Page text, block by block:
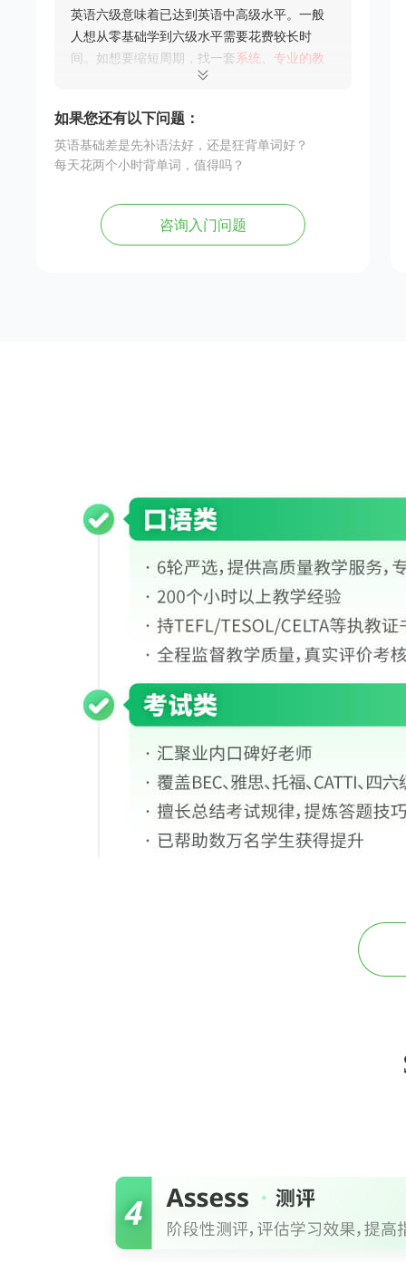
英语六级意味着已达到英语中高级水平。一般
人想从零基础学到六级水平需要花费较长时
间。如想要缩短周期，找一套 系统、专业的教
，或跟靠谱的老师学，都可以帮你提升效
持。
如果您还有以下问题：
英语基础差是先补语法好，还是狂背单词好？
每天花两个小时背单词，值得吗？
咨询入门问题